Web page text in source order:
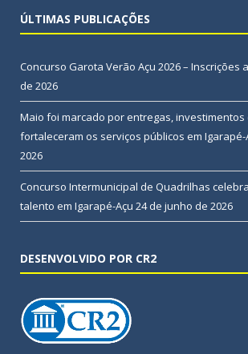
ÚLTIMAS PUBLICAÇÕES
Concurso Garota Verão Açu 2026 – Inscrições
de 2026
Maio foi marcado por entregas, investimentos
fortaleceram os serviços públicos em Igarapé-
2026
Concurso Intermunicipal de Quadrilhas
talento em Igarapé-Açu 24 de junho de 2026
DESENVOLVIDO POR CR2